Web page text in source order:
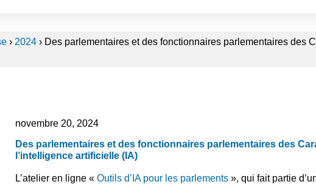
› 2024 › Des parlementaires et des fonctionnaires parlementaires des
novembre 20, 2024
Des parlementaires et des fonctionnaires parlementaires des
l’intelligence artificielle (IA)
L’atelier en ligne «Outils d’IA pour les parlements », qui fait partie